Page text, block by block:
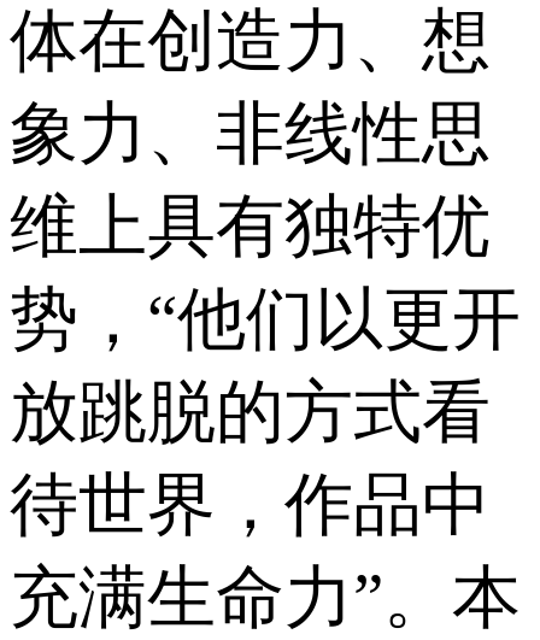
体在创造力、想
象力、非线性思
维上具有独特优
势，“他们以更开
放跳脱的方式看
待世界，作品中
充满生命力”。本